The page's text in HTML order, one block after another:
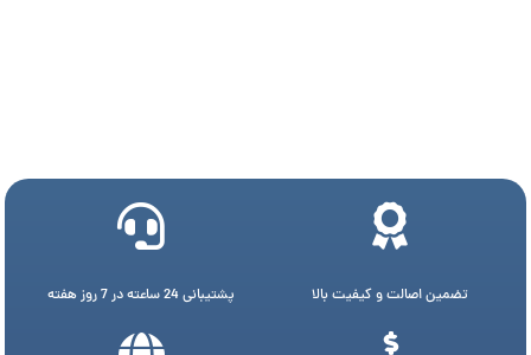
تضمین اصالت و کیفیت بالا پشتیبانی 24 ساعته در 7 روز هفته